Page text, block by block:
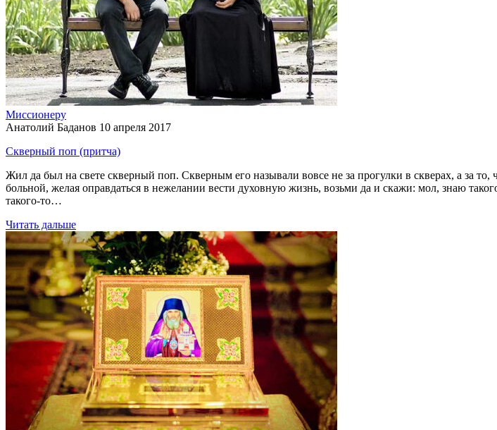
Миссионеру
Анатолий Баданов 10 апреля 2017
Скверный поп (притча)
Жил да был на свете скверный поп. Скверным его называли вовсе не за прогулки в скверах, а за
больной, желая оправдаться в нежелании вести духовную жизнь, возьми да и скажи: мол, знаю
такого-то…
Читать дальше